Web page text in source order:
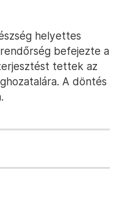
helyettes
befejezte a
tettek az
A döntés